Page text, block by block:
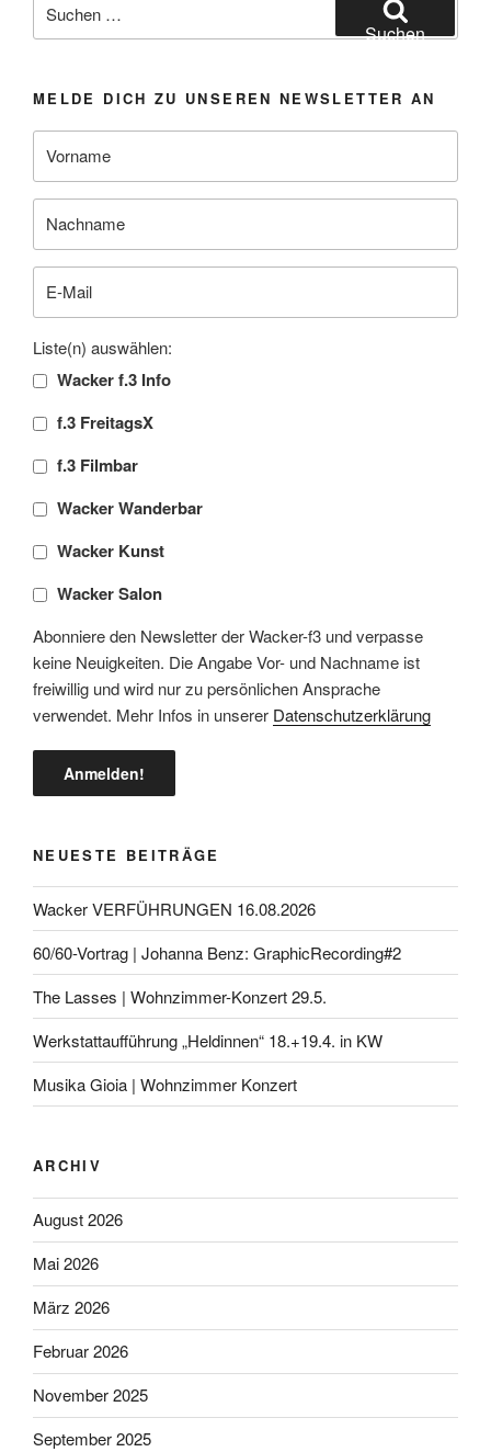
nach:
Suchen
MELDE DICH ZU UNSEREN NEWSLETTER AN
Liste(n) auswählen:
Wacker f.3 Info
f.3 FreitagsX
f.3 Filmbar
Wacker Wanderbar
Wacker Kunst
Wacker Salon
Abonniere den Newsletter der Wacker-f3 und verpasse
keine Neuigkeiten. Die Angabe Vor- und Nachname ist
freiwillig und wird nur zu persönlichen Ansprache
verwendet. Mehr Infos in unserer Datenschutzerklärung
NEUESTE BEITRÄGE
Wacker VERFÜHRUNGEN 16.08.2026
60/60-Vortrag | Johanna Benz: GraphicRecording#2
The Lasses | Wohnzimmer-Konzert 29.5.
Werkstattaufführung „Heldinnen“ 18.+19.4. in KW
Musika Gioia | Wohnzimmer Konzert
ARCHIV
August 2026
Mai 2026
März 2026
Februar 2026
November 2025
September 2025